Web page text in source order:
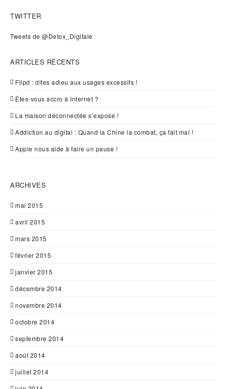
TWITTER
Tweets de @Detox_Digitale
ARTICLES RÉCENTS
Flipd : dites adieu aux usages excessifs !
Êtes-vous accro à Internet ?
La maison déconnectée s’expose !
Addiction au digital : Quand la Chine la combat, ça fait mal !
Apple nous aide à faire un pause !
ARCHIVES
mai 2015
avril 2015
mars 2015
février 2015
janvier 2015
décembre 2014
novembre 2014
octobre 2014
septembre 2014
août 2014
juillet 2014